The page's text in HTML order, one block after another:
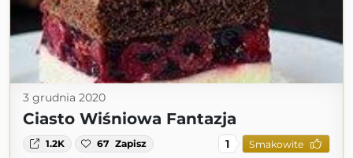
3 grudnia 2020
Ciasto Wiśniowa Fantazja
1.2K 67 Zapisz 1 Smakowite